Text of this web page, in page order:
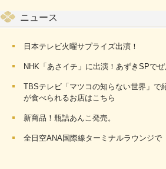
ニュース
日本テレビ火曜サプライズ出演！
NHK「あさイチ」に出演！あずきSPで
TBSテレビ「マツコの知らない世界」で
が食べられるお店はこちら
新商品！瓶詰あんこ発売。
全日空ANA国際線ターミナルラウンジで